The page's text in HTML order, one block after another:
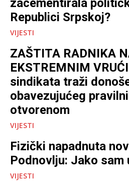
Republici Srpskoj?
VIJESTI
ZAŠTITA RADNIKA
EKSTREMNIM
sindikata traži
obavezujućeg
otvorenom
VIJESTI
Fizički napadnuta
Podnovlju: Jako sam
VIJESTI